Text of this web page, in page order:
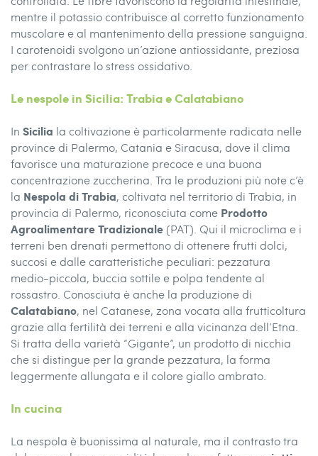
mentre il potassio contribuisce al corretto funzionamento
muscolare e al mantenimento della pressione sanguigna.
I carotenoidi svolgono un’azione antiossidante, preziosa
per contrastare lo stress ossidativo.
Le nespole in Sicilia: Trabia e Calatabiano
In Sicilia la coltivazione è particolarmente radicata nelle
province di Palermo, Catania e Siracusa, dove il clima
favorisce una maturazione precoce e una buona
concentrazione zuccherina. Tra le produzioni più note c’è
la Nespola di Trabia, coltivata nel territorio di Trabia, in
provincia di Palermo, riconosciuta come Prodotto
Agroalimentare Tradizionale (PAT). Qui il microclima e i
terreni ben drenati permettono di ottenere frutti dolci,
succosi e dalle caratteristiche peculiari: pezzatura
medio-piccola, buccia sottile e polpa tendente al
rossastro. Conosciuta è anche la produzione di
Calatabiano, nel Catanese, zona vocata alla frutticoltura
grazie alla fertilità dei terreni e alla vicinanza dell’Etna.
Si tratta della varietà “Gigante”, un prodotto di nicchia
che si distingue per la grande pezzatura, la forma
leggermente allungata e il colore giallo ambrato.
In cucina
La nespola è buonissima al naturale, ma il contrasto tra